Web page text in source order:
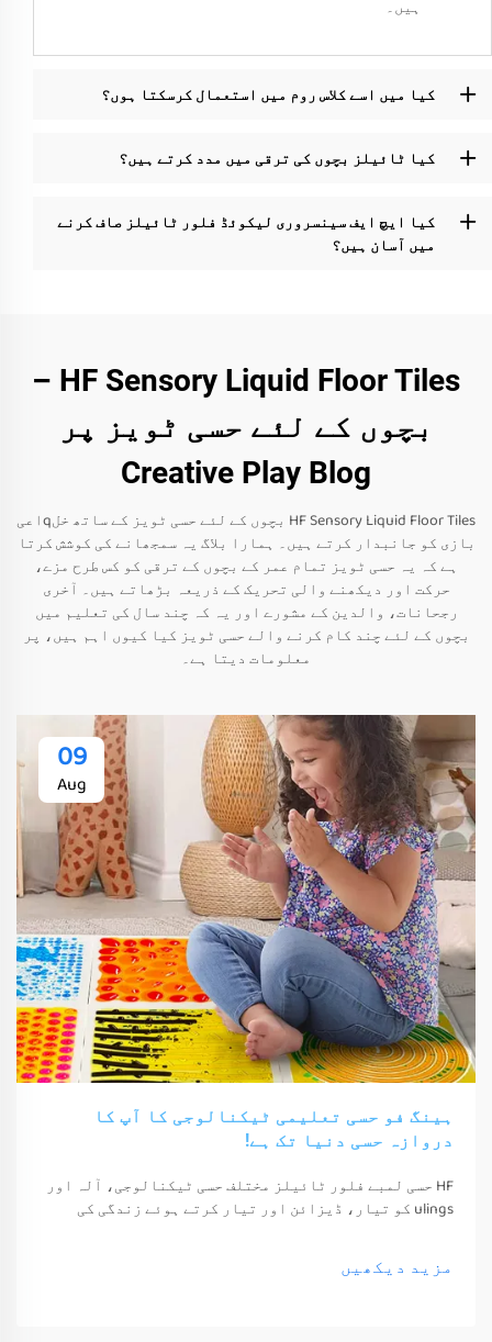
ہیں۔
کیا میں اسے کلاس روم میں استعمال کرسکتا ہوں؟
کیا ٹائیلز بچوں کی ترقی میں مدد کرتے ہیں؟
کیا ایچ ایف سینسروری لیکوئڈ فلور ٹائیلز صاف کرنے
میں آسان ہیں؟
HF Sensory Liquid Floor Tiles –
بچوں کے لئے حسی ٹویز پر
Creative Play Blog
HF Sensory Liquid Floor Tiles بچوں کے لئے حسی ٹویز کے ساتھ خلqاعی
بازی کو جانبدار کرتے ہیں۔ ہمارا بلاگ یہ سمجھانے کی کوشش کرتا
ہے کہ یہ حسی ٹویز تمام عمر کے بچوں کے ترقی کو کس طرح مزے،
حرکت اور دیکھنے والی تحریک کے ذریعہ بڑھاتے ہیں۔ آخری
رجحانات، والدین کے مشورے اور یہ کہ چند سال کی تعلیم میں
بچوں کے لئے چند کام کرنے والے حسی ٹویز کیا کیوں اہم ہیں، پر
معلومات دیتا ہے۔
09
Aug
ہینگ فو حسی تعلیمی ٹیکنالوجی کا آپ کا
دروازہ حسی دنیا تک ہے!
HF حسی لمبے فلور ٹائیلز مختلف حسی ٹیکنالوجی، آلہ اور
ulings کو تیار، ڈیزائن اور تیار کرتے ہوئے زندگی کی
مزید دیکھیں